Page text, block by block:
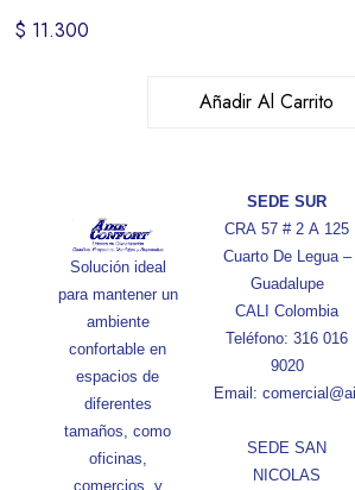
$ 11.300
Añadir Al Carrito
Solución ideal
para mantener un
ambiente
confortable en
espacios de
diferentes
tamaños, como
oficinas,
comercios, y
SEDE SUR
CRA 57 # 2 A 125
Cuarto De Legua –
Guadalupe
CALI Colombia
Teléfono: 316 016
9020
Email:
SEDE SAN
NICOLAS